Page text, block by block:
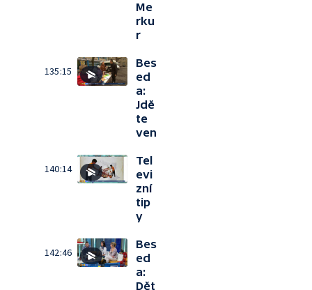
Me
rku
r
135:15
Bes
ed
a:
Jdě
te
ven
140:14
Tel
evi
zní
tip
y
142:46
Bes
ed
a:
Dět